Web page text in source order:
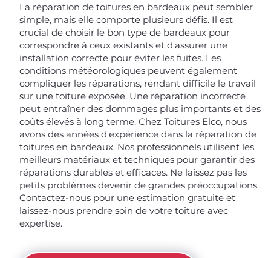
La réparation de toitures en bardeaux peut sembler
simple, mais elle comporte plusieurs défis. Il est
crucial de choisir le bon type de bardeaux pour
correspondre à ceux existants et d'assurer une
installation correcte pour éviter les fuites. Les
conditions météorologiques peuvent également
compliquer les réparations, rendant difficile le travail
sur une toiture exposée. Une réparation incorrecte
peut entraîner des dommages plus importants et des
coûts élevés à long terme. Chez Toitures Elco, nous
avons des années d'expérience dans la réparation de
toitures en bardeaux. Nos professionnels utilisent les
meilleurs matériaux et techniques pour garantir des
réparations durables et efficaces. Ne laissez pas les
petits problèmes devenir de grandes préoccupations.
Contactez-nous pour une estimation gratuite et
laissez-nous prendre soin de votre toiture avec
expertise.